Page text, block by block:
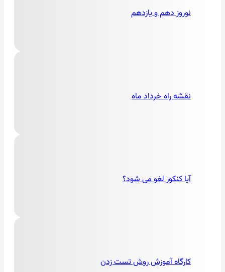
نوروز دهم و یازدهم
نقشه راه خرداد ماه
آیا کنکور لغو می شود؟
کارگاه آموزش روش تست زدن